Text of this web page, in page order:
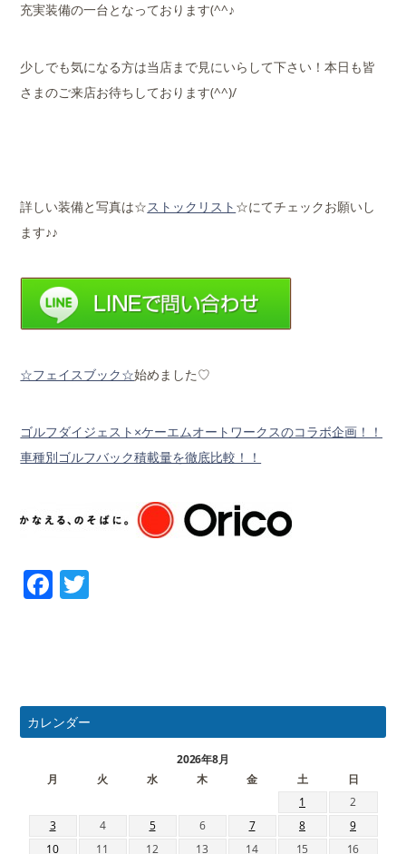
充実装備の一台となっております(^^♪
少しでも気になる方は当店まで見にいらして下さい！本日も皆
さまのご来店お待ちしております(^^)/
詳しい装備と写真は☆ストックリスト ☆にてチェックお願いし
ます♪♪
☆フェイスブック☆始めました♡
ゴルフダイジェスト×ケーエムオートワークスのコラボ企画！！
車種別ゴルフバック積載量を徹底比較！！
Facebook
カレンダー
2026年8月
月
火 水 木 金 土
日
1
2
3
4 5 6 7 8
9
10
11 12 13 14 15 16